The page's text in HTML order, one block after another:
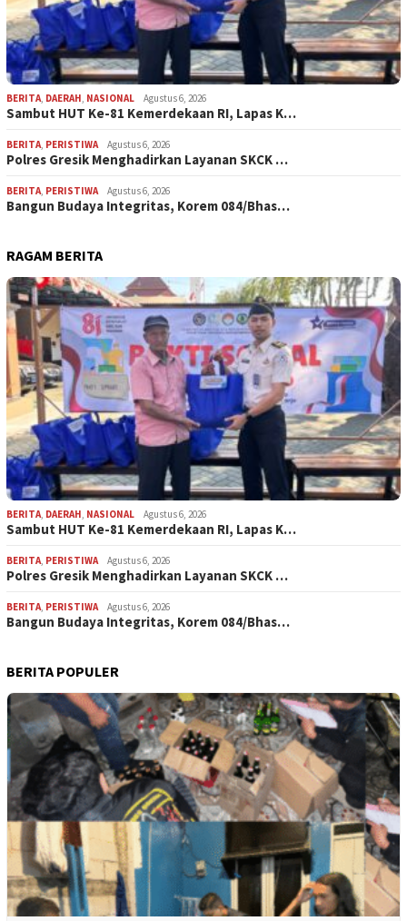
BERITA, DAERAH, NASIONAL Agustus 6, 2026
Sambut HUT Ke-81 Kemerdekaan RI, Lapas K…
BERITA, PERISTIWA Agustus 6, 2026
Polres Gresik Menghadirkan Layanan SKCK …
BERITA, PERISTIWA Agustus 6, 2026
Bangun Budaya Integritas, Korem 084/Bhas…
RAGAM BERITA
BERITA, DAERAH, NASIONAL Agustus 6, 2026
Sambut HUT Ke-81 Kemerdekaan RI, Lapas K…
BERITA, PERISTIWA Agustus 6, 2026
Polres Gresik Menghadirkan Layanan SKCK …
BERITA, PERISTIWA Agustus 6, 2026
Bangun Budaya Integritas, Korem 084/Bhas…
BERITA POPULER